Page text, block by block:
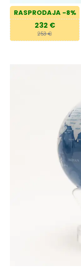
RASPRODAJA -8%
232 €
253 €